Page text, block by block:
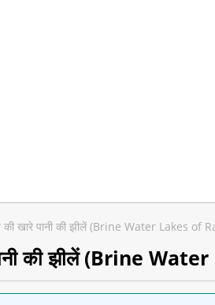
की खारे पानी की झीलें (Brine Water Lakes of
की झीलें (Brine